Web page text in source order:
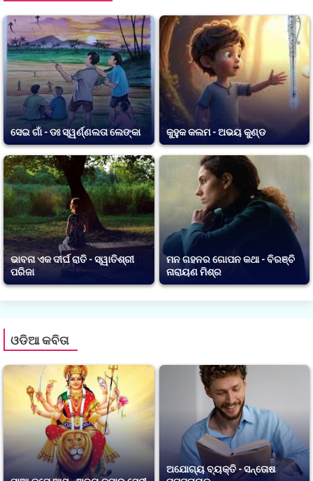
ସେଇ ଗାଁ - ଡଃ ସ୍ୱର୍ଣ୍ଣଲତା ଲେଙ୍କା କୁହୁକ କଲମ - ଅଭୟ କୁଣ୍ଡ
ଭାବନା ଏକ ଦୀର୍ଘ ରାତି - ସ୍ୱାତିଶ୍ରୀ
ପରିଜା
ମନ ଗହନର ଗୋପନ କଥା - ବିରଞ୍ଚି
ନାରାୟଣ ମିଶ୍ର
ଓଡିଆ କବିତା
ଅଯୋଗ୍ୟ ବ୍ୟକ୍ତି - ସନ୍ତୋଷ